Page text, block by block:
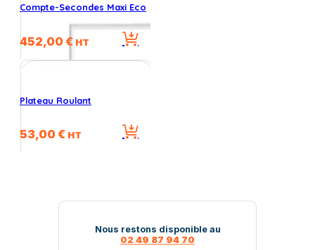
Les
options
peuvent
être
choisies
du
produit
Compte-Secondes Maxi Eco
452,00€ HT
Plateau Roulant
53,00€ HT
Nous restons disponible au
02 49 87 94 70